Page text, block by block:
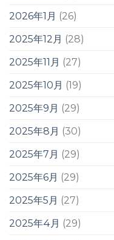
2026年1月 (26)
2025年12月 (28)
2025年11月 (27)
2025年10月 (19)
2025年9月 (29)
2025年8月 (30)
2025年7月 (29)
2025年6月 (29)
2025年5月 (27)
2025年4月 (29)